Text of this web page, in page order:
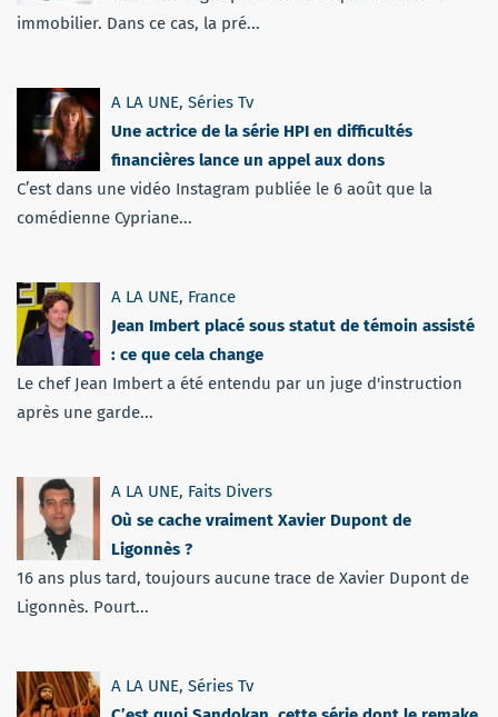
immobilier. Dans ce cas, la pré...
A LA UNE, Séries Tv
Une actrice de la série HPI en difficultés
financières lance un appel aux dons
C’est dans une vidéo Instagram publiée le 6 août que la
comédienne Cypriane...
A LA UNE, France
Jean Imbert placé sous statut de témoin assisté
: ce que cela change
Le chef Jean Imbert a été entendu par un juge d'instruction
après une garde...
A LA UNE, Faits Divers
Où se cache vraiment Xavier Dupont de
Ligonnès ?
16 ans plus tard, toujours aucune trace de Xavier Dupont de
Ligonnès. Pourt...
A LA UNE, Séries Tv